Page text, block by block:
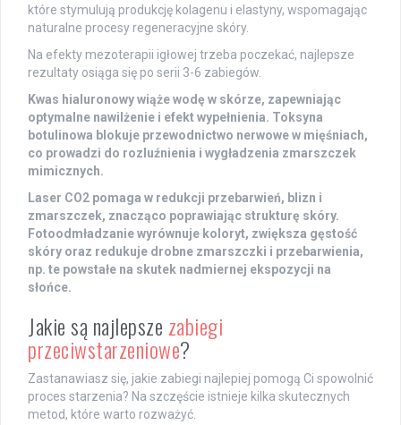
które stymulują produkcję kolagenu i elastyny, wspomagając
naturalne procesy regeneracyjne skóry.
Na efekty mezoterapii igłowej trzeba poczekać, najlepsze
rezultaty osiąga się po serii 3-6 zabiegów.
Kwas hialuronowy wiąże wodę w skórze, zapewniając
optymalne nawilżenie i efekt wypełnienia. Toksyna
botulinowa blokuje przewodnictwo nerwowe w mięśniach,
co prowadzi do rozluźnienia i wygładzenia zmarszczek
mimicznych.
Laser CO2 pomaga w redukcji przebarwień, blizn i
zmarszczek, znacząco poprawiając strukturę skóry.
Fotoodmładzanie wyrównuje koloryt, zwiększa gęstość
skóry oraz redukuje drobne zmarszczki i przebarwienia,
np. te powstałe na skutek nadmiernej ekspozycji na
słońce.
Jakie są najlepsze zabiegi
przeciwstarzeniowe?
Zastanawiasz się, jakie zabiegi najlepiej pomogą Ci spowolnić
proces starzenia? Na szczęście istnieje kilka skutecznych
metod, które warto rozważyć.